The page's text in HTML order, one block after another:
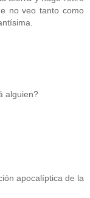
no veo tanto como
alguien?
apocalíptica de la